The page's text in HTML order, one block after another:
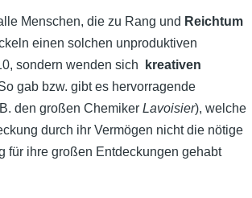
Menschen, die zu Rang und Reichtum
einen solchen unproduktiven
sondern wenden sich
kreativen
gab bzw. gibt es hervorragende
den großen Chemiker Lavoisier), welche
durch ihr Vermögen nicht die nötige
für ihre großen Entdeckungen gehabt